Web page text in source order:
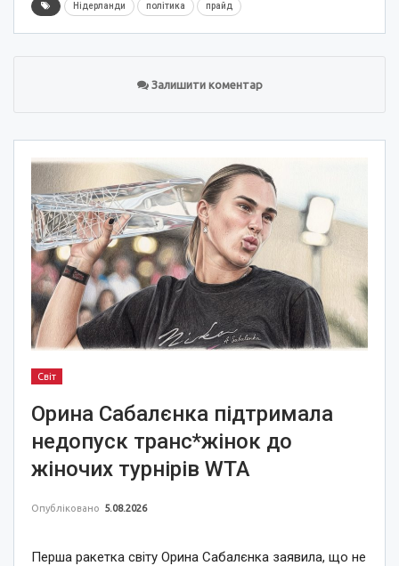
Нідерланди політика прайд
Залишити коментар
Світ
Орина Сабалєнка підтримала
недопуск транс*жінок до
жіночих турнірів WTA
Опубліковано 5.08.2026
Перша ракетка світу Орина Сабалєнка заявила, що не